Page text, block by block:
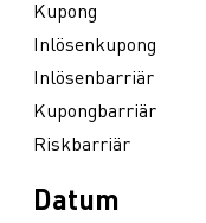
Kupong
Inlösenkupong
Inlösenbarriär
Kupongbarriär
Riskbarriär
Datum